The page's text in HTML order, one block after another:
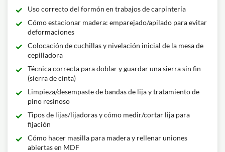
Uso correcto del formón en trabajos de carpintería
Cómo estacionar madera: emparejado/apilado para evitar
deformaciones
Colocación de cuchillas y nivelación inicial de la mesa de
cepilladora
Técnica correcta para doblar y guardar una sierra sin fin
(sierra de cinta)
Limpieza/desempaste de bandas de lija y tratamiento de
pino resinoso
Tipos de lijas/lijadoras y cómo medir/cortar lija para
fijación
Cómo hacer masilla para madera y rellenar uniones
abiertas en MDF